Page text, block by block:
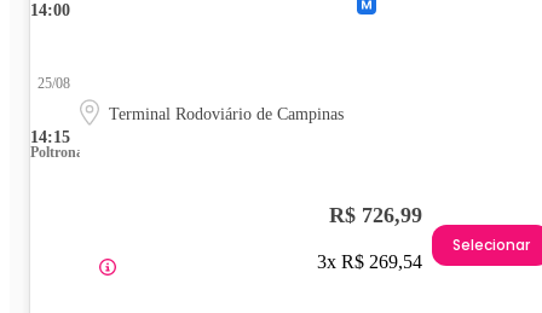
14:00
14:15
25/08
Terminal Rodoviário de Campinas
Poltrona
R$ 726,99
3x R$ 269,54
Selecionar